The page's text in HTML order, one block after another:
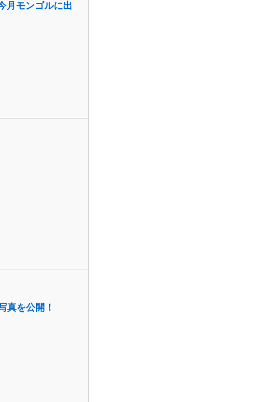
月モンゴルに出
真を公開！